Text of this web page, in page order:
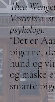
Thea
Vesterbro,
psykologi.
“Det er
pigerne,
hund og
og måske
smarte